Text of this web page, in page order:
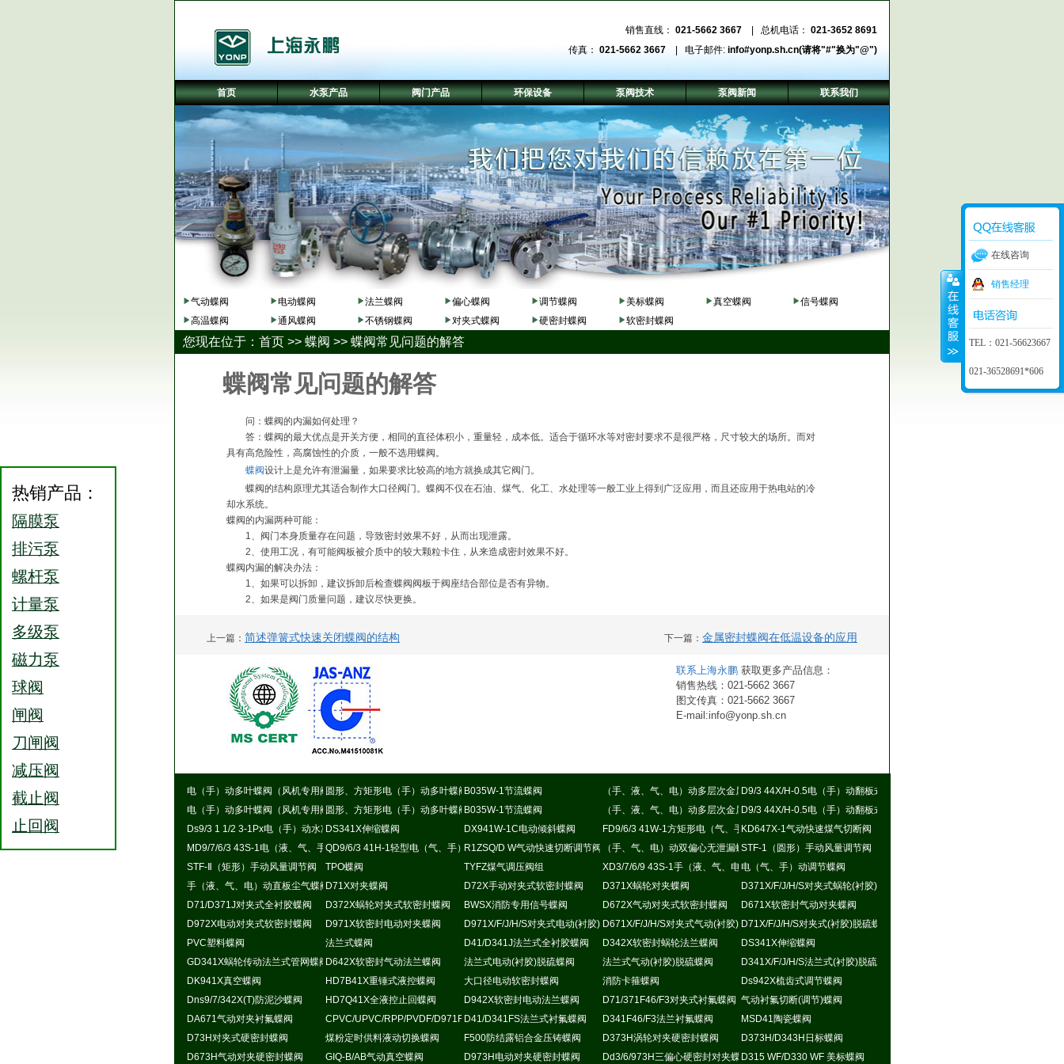
销售直线： 021-5662 3667 | 总机电话： 021-3652 8691
传真： 021-5662 3667 | 电子邮件: info#yonp.sh.cn(请将"#"换为"@")
气动蝶阀 电动蝶阀 法兰蝶阀 偏心蝶阀 调节蝶阀 美标蝶阀 真空蝶阀
信号蝶阀
高温蝶阀
通风蝶阀 不锈钢蝶阀 对夹式蝶阀 硬密封蝶阀 软密封蝶阀
您现在位于： 首页 >> 蝶阀 >> 蝶阀常见问题的解答
蝶阀常见问题的解答
问：蝶阀的内漏如何处理？
答：蝶阀的最大优点是开关方便，相同的直径体积小，重量轻，成本低。适合于循环水等对密封要求不是很严格，尺寸较大的场所。而对
具有高危险性，高腐蚀性的介质，一般不选用蝶阀。
蝶阀设计上是允许有泄漏量，如果要求比较高的地方就换成其它阀门。
蝶阀的结构原理尤其适合制作大口径阀门。蝶阀不仅在石油、煤气、化工、水处理等一般工业上得到广泛应用，而且还应用于热电站的冷
却水系统。
蝶阀的内漏两种可能：
1、阀门本身质量存在问题，导致密封效果不好，从而出现泄露。
2、使用工况，有可能阀板被介质中的较大颗粒卡住，从来造成密封效果不好。
蝶阀内漏的解决办法：
1、如果可以拆卸，建议拆卸后检查蝶阀阀板于阀座结合部位是否有异物。
2、如果是阀门质量问题，建议尽快更换。
上一篇： 简述弹簧式快速关闭蝶阀的结构 下一篇： 金属密封蝶阀在低温设备的应用
联系上海永鹏 获取更多产品信息：
销售热线：021-5662 3667
图文传真：021-5662 3667
E-mail:info@yonp.sh.cn
电（手）动多叶蝶阀（风机专用阀）圆形、方矩形电（手）动多叶蝶阀B035W-1节流蝶阀 （手、液、气、电）动多层次金属硬密封蝶阀D9/3 44X/H-0.5电（手）动翻板式密封蝶阀
电（手）动多叶蝶阀（风机专用阀）圆形、方矩形电（手）动多叶蝶阀B035W-1节流蝶阀 （手、液、气、电）动多层次金属硬密封蝶阀D9/3 44X/H-0.5电（手）动翻板式密封蝶阀
Ds9/3 1 1/2 3-1Px电（手）动水冷式超高温蝶阀
DS341X伸缩蝶阀 DX941W-1C电动倾斜蝶阀 FD9/6/3 41W-1方矩形电（气、手）动蝶阀KD647X-1气动快速煤气切断阀
MD9/7/6/3 43S-1电（液、气、手）动耐磨尘气蝶阀QD9/6/3 41H-1轻型电（气、手）动通风蝶阀R1ZSQ/D W气动快速切断调节阀 （手、气、电）动双偏心无泄漏蝶阀STF-1（圆形）手动风量调节阀
STF-Ⅱ（矩形）手动风量调节阀
TPO蝶阀 TYFZ煤气调压阀组 XD3/7/6/9 43S-1手（液、气、电）动斜板尘气蝶阀
电（气、手）动调节蝶阀
手（液、气、电）动直板尘气蝶阀D71X对夹蝶阀 D72X手动对夹式软密封蝶阀 D371X蜗轮对夹蝶阀
D371X/F/J/H/S对夹式蜗轮(衬胶)脱硫蝶阀
D71/D371J对夹式全衬胶蝶阀
D372X蜗轮对夹式软密封蝶阀 BWSX消防专用信号蝶阀 D672X气动对夹式软密封蝶阀
D671X软密封气动对夹蝶阀
D972X电动对夹式软密封蝶阀
D971X软密封电动对夹蝶阀 D971X/F/J/H/S对夹式电动(衬胶)脱硫蝶阀D671X/F/J/H/S对夹式气动(衬胶)脱硫蝶阀D71X/F/J/H/S对夹式(衬胶)脱硫蝶阀
PVC塑料蝶阀
法兰式蝶阀 D41/D341J法兰式全衬胶蝶阀 D342X软密封蜗轮法兰蝶阀
DS341X伸缩蝶阀
GD341X蜗轮传动法兰式管网蝶阀D642X软密封气动法兰蝶阀 法兰式电动(衬胶)脱硫蝶阀 法兰式气动(衬胶)脱硫蝶阀
D341X/F/J/H/S法兰式(衬胶)脱硫蝶阀
DK941X真空蝶阀
HD7B41X重锤式液控蝶阀 大口径电动软密封蝶阀 消防卡箍蝶阀
Ds942X梳齿式调节蝶阀
Dns9/7/342X(T)防泥沙蝶阀
HD7Q41X全液控止回蝶阀 D942X软密封电动法兰蝶阀 D71/371F46/F3对夹式衬氟蝶阀 气动衬氟切断(调节)蝶阀
DA671气动对夹衬氟蝶阀
CPVC/UPVC/RPP/PVDF/D971F电动蝶阀D41/D341FS法兰式衬氟蝶阀 D341F46/F3法兰衬氟蝶阀
MSD41陶瓷蝶阀
D73H对夹式硬密封蝶阀
煤粉定时供料液动切换蝶阀 F500防结露铝合金压铸蝶阀 D373H涡轮对夹硬密封蝶阀
D373H/D343H日标蝶阀
D673H气动对夹硬密封蝶阀
GIQ-B/AB气动真空蝶阀 D973H电动对夹硬密封蝶阀 Dd3/6/973H三偏心硬密封对夹蝶阀D315 WF/D330 WF 美标蝶阀
首页 水泵产品 阀门产品 环保设备 泵阀技术 泵阀新闻 联系我们
在线咨询
销售经理
TEL：021-56623667
021-36528691*606
热销产品：
隔膜泵
排污泵
螺杆泵
计量泵
多级泵
磁力泵
球阀
闸阀
刀闸阀
减压阀
截止阀
止回阀